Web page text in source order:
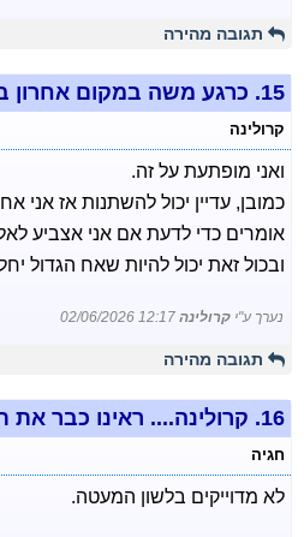
תגובה מהירה
15. כרגע משה במקום אחרון
קרולינה
ואני מופתעת על זה.
כמובן, עדיין יכול להשתנות אז
אומרים כדי לדעת אם אני אצביע
ובכול זאת יכול להיות שאח הגדול
נערך ע"י קרולינה 02/06/2026 12:17
תגובה מהירה
16. קרולינה.... ראינו כבר את
חגיה
לא מדוייקים בלשון המעטה.